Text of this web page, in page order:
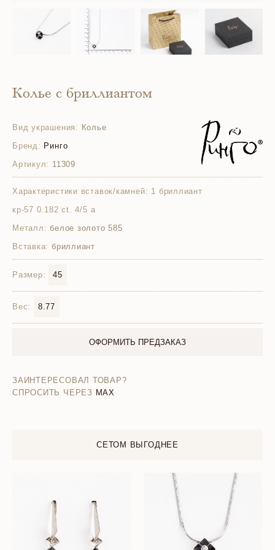
Колье с бриллиантом
Вид украшения: Колье
Бренд: Ринго
Артикул: 11309
Характеристики вставок/камней: 1 бриллиант
кр-57 0.182 ct. 4/5 а
Металл: белое золото 585
Вставка: бриллиант
Размер: 45
Вес: 8.77
ОФОРМИТЬ ПРЕДЗАКАЗ
ЗАИНТЕРЕСОВАЛ ТОВАР?
СПРОСИТЬ ЧЕРЕЗ MAX
СЕТОМ ВЫГОДНЕЕ